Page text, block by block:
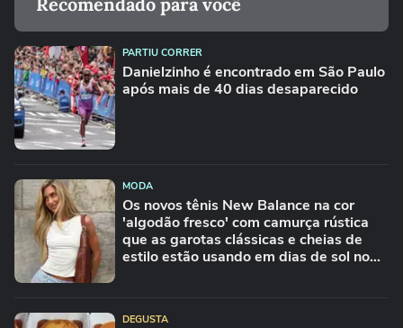
PARTIU CORRER
Danielzinho é encontrado em São Paulo
após mais de 40 dias desaparecido
MODA
Os novos tênis New Balance na cor
'algodão fresco' com camurça rústica
que as garotas clássicas e cheias de
estilo estão usando em dias de sol no
DEGUSTA